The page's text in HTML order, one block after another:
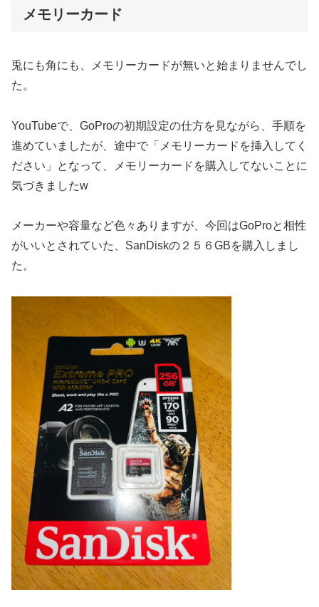
メモリーカード
兎にも角にも、メモリーカードが無いと始まりませんでし
た。
YouTubeで、GoProの初期設定の仕方を見ながら、手順を
進めていましたが、途中で「メモリーカードを挿入してく
ださい」となって、メモリーカードを購入してないことに
気づきましたw
メーカーや容量など色々ありますが、今回はGoProと相性
がいいとされていた、SanDiskの２５６GBを購入しまし
た。